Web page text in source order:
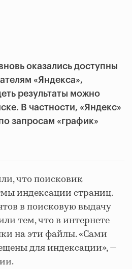
оказались доступны
«Яндекса»,
результаты можно
В частности, «Яндекс»
запросам «график»
что поисковик
индексации страниц.
в поисковую выдачу
тем, что в интернете
на эти файлы. «Сами
для индексации», —